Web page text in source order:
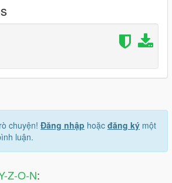
chuyện! Đăng nhập hoặc đăng ký một
luận.
Z-O-N: